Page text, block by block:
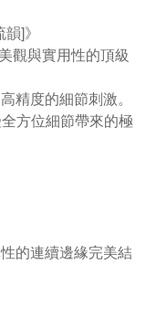
]》
觀與實用性的頂級
精度的細節刺激。
方位細節帶來的極
的連續邊緣完美結